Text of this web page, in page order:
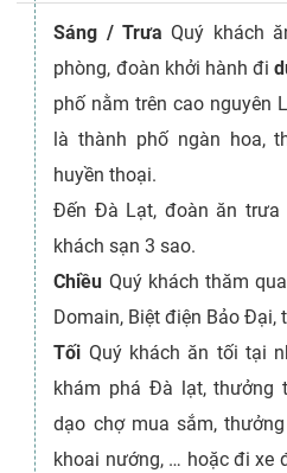
Sáng / Trưa Quý khách
phòng, đoàn khởi hành đi
phố nằm trên cao nguyên
là thành phố ngàn hoa,
huyền thoại.
Đến Đà Lạt, đoàn ăn trưa
khách sạn 3 sao.
Chiều Quý khách thăm
Domain, Biệt điện Bảo
Tối Quý khách ăn tối tại
khám phá Đà lạt, thưởng
dạo chợ mua sắm,
khoai nướng, … hoặc đi xe